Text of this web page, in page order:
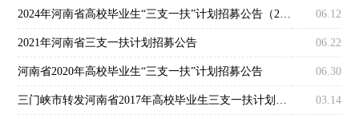
2024年河南省高校毕业生“三支一扶”计划招募公告（2779人） 06.12
2021年河南省三支一扶计划招募公告 06.22
河南省2020年高校毕业生“三支一扶”计划招募公告 06.30
三门峡市转发河南省2017年高校毕业生三支一扶计划招募名额和岗位需求通知 03.14